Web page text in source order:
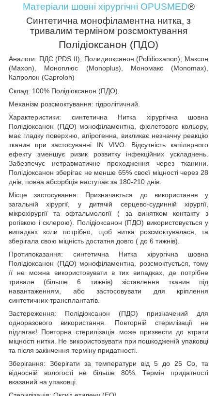
Матеріали шовні хірургічні OPUSMED®
Синтетична монофіламентна нитка, з
тривалим терміном розсмоктування
Полідіоксанон (ПДО)
Аналоги: ПДС (PDS II), Полидиоксанон (Polidioxanon), Максон
(Maxon), Моноплюс (Monoplus), Мономакс (Monomax),
Капролон (Caprolon)
Склад: 100% Полідіоксанон (ПДО).
Механізм розсмоктування: гідролітичний.
Характеристики: синтетична Нитка хірургічна шовна
Полідіоксанон (ПДО) монофіламентна, фіолетового кольору,
має гладку поверхню, апірогенна, викликає незначну реакцію
тканин при застосуванні IN VIVO. Відсутність капілярного
ефекту зменшує ризик розвитку інфекційних ускладнень.
Забезпечує нетравматичне проходження через тканини.
Полідіоксанон зберігає не менше 65% своєї міцності через 28
днів, повна абсорбція наступає за 180-210 днів.
Місце застосування: Призначається до використання у
загальній хірургії, у дитячій серцево-судинній хірургії,
мікрохірургії та офтальмології ( за винятком контакту з
рогівкою і склерою). Полідіоксанон (ПДО) використовується у
випадках коли потрібно, щоб нитка розсмоктувалася, та
зберігала свою міцність достатня довго ( до 6 тижнів).
Протипоказання: синтетична Нитка хірургічна шовна
Полідіоксанон (ПДО) монофіламентна, розсмоктується, тому
її не можна використовувати в тих випадках, де потрібне
тривале (більше 6 тижнів) зіставлення тканин під
навантаженням, або застосовувати для кріплення
синтетичних трансплантатів.
Застереження: Полідіоксанон (ПДО) призначений для
одноразового використання. Повторній стерилізації не
підлягає! Повторна стерилізація може призвести до втрати
міцності нитки. Не використовувати при пошкодженій упаковці
та після закінчення терміну придатності.
Зберігання: Зберігати за температури від 5 до 25 Со , та
відносній вологості не більше 80%. Термін придатності
вказаний на упаковці.